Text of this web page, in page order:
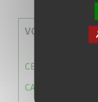
VOS SERVICES
CENTRE
CAISSE DES ÉCOLES